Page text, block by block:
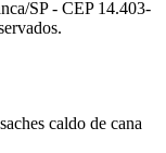
SP - CEP 14.403-
caldo de cana